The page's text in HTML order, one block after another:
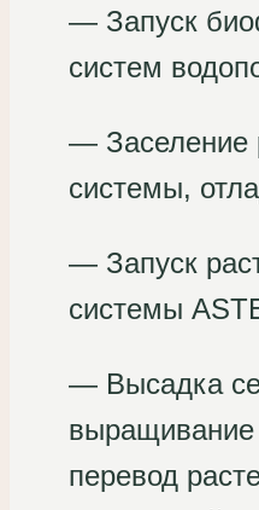
— Запуск
систем
— Заселение
системы,
— Запуск
системы
— Высадка
перевод